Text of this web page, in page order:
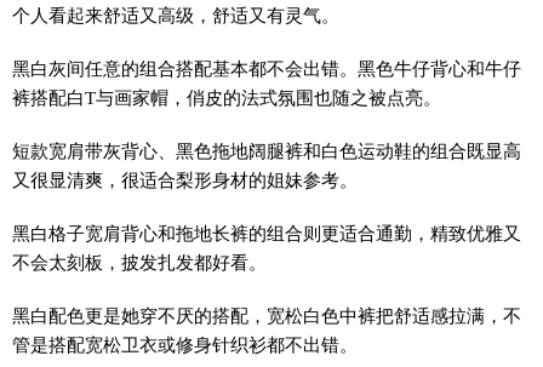
个人看起来舒适又高级，舒适又有灵气。
黑白灰间任意的组合搭配基本都不会出错。黑色牛仔背心和牛仔
裤搭配白T与画家帽，俏皮的法式氛围也随之被点亮。
短款宽肩带灰背心、黑色拖地阔腿裤和白色运动鞋的组合既显高
又很显清爽，很适合梨形身材的姐妹参考。
黑白格子宽肩背心和拖地长裤的组合则更适合通勤，精致优雅又
不会太刻板，披发扎发都好看。
黑白配色更是她穿不厌的搭配，宽松白色中裤把舒适感拉满，不
管是搭配宽松卫衣或修身针织衫都不出错。